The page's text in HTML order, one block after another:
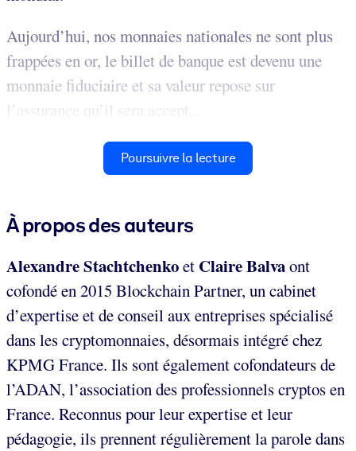
Aujourd’hui, nos monnaies nationales ne sont plus
frappées en or, le billet de banque est devenu une
monnaie fiduciaire et sa valeur repose sur
l’assurance qu’il sera accept...
Poursuivre la lecture
À propos des auteurs
Alexandre Stachtchenkoet Claire Balvaont
cofondé en 2015 Blockchain Partner, un cabinet
d’expertise et de conseil aux entreprises spécialisé
dans les cryptomonnaies, désormais intégré chez
KPMG France. Ils sont également cofondateurs de
l’ADAN, l’association des professionnels cryptos en
France. Reconnus pour leur expertise et leur
pédagogie, ils prennent régulièrement la parole dans